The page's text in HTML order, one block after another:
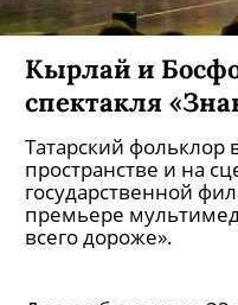
Кырлай и
спектакля
Татарский фольклор
пространстве и на
государственной
премьере
всего дороже».